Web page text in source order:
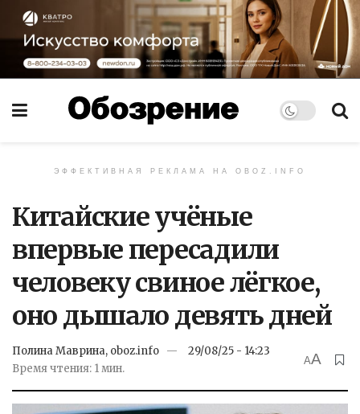
ЭФФЕКТИВНАЯ РЕКЛАМА НА OBOZ.INFO
Китайские учёные
впервые пересадили
человеку свиное лёгкое,
оно дышало девять дней
Полина Маврина, oboz.info
29/08/25 - 14:23
Время чтения: 1 мин.
AA